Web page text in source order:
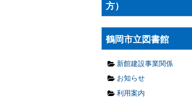
方）
鶴岡市立図書館
新館建設事業関係
お知らせ
利用案内